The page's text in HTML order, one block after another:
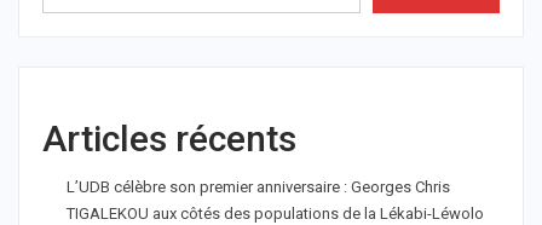
Articles récents
L’UDB célèbre son premier anniversaire : Georges Chris
TIGALEKOU aux côtés des populations de la Lékabi-Léwolo